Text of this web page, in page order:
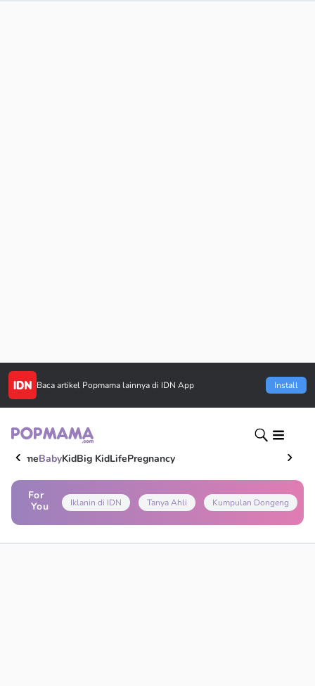
Baca artikel Popmama lainnya di IDN App Install
HomeBabyKidBig KidLifePregnancy
For
You
Iklanin di IDN Tanya Ahli Kumpulan Dongeng